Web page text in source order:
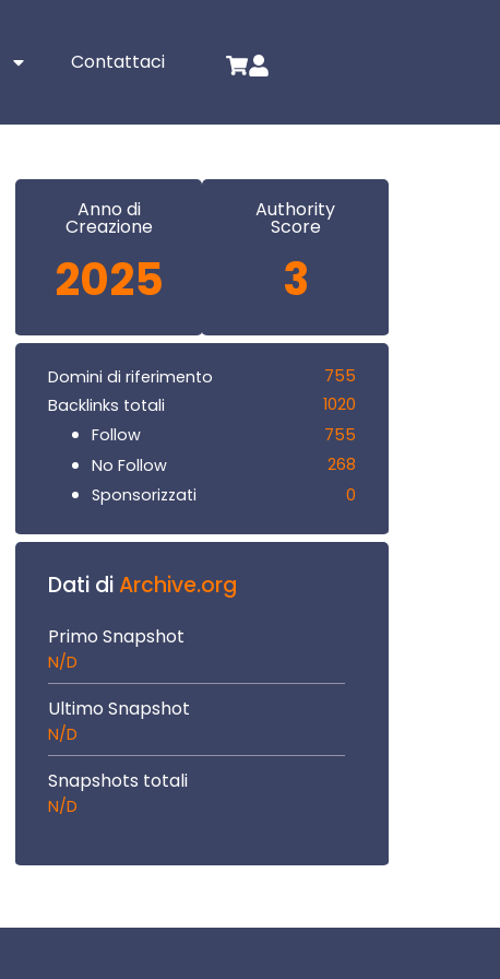
Contattaci
Anno di
Creazione
2025
Authority
Score
3
Domini di riferimento
755
Backlinks totali
1020
Follow
755
No Follow
268
Sponsorizzati
0
Dati diArchive.org
Primo Snapshot
N/D
Ultimo Snapshot
N/D
Snapshots totali
N/D